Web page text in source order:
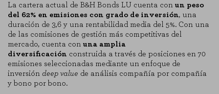
La cartera actual de B&H Bonds LU cuenta con un peso
del 62% en emisiones con grado de inversión, una
duración de 3,6 y una rentabilidad media del 5%. Con una
de las comisiones de gestión más competitivas del
mercado, cuenta con una amplia
diversificación construida a través de posiciones en 70
emisiones seleccionadas mediante un enfoque de
inversión deep value de análisis compañía por compañía
y bono por bono.